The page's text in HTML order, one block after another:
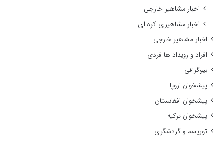
اخبار مشاهیر خارجی
اخبار مشاهیری کره ای
اخبار مشاهیر خارجی
افراد و رویداد ها فردی
بیوگرافی
پیشخوان اروپا
پیشخوان افغانستان
پیشخوان ترکیه
توریسم و گردشگری